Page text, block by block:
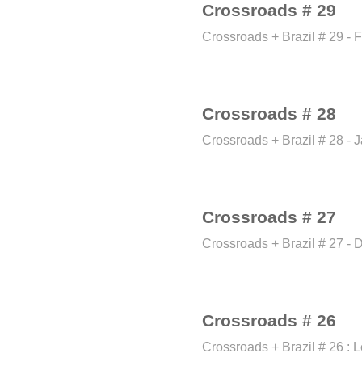
Crossroads # 29
Crossroads + Brazil # 29 -
Crossroads # 28
Crossroads + Brazil # 28 -
Crossroads # 27
Crossroads + Brazil # 27 -
Crossroads # 26
Crossroads + Brazil # 26 :